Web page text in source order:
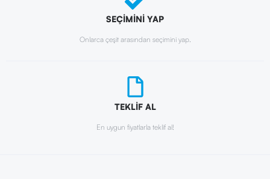
SEÇİMİNİ YAP
Onlarca çeşit arasından seçimini yap.
TEKLİF AL
En uygun fiyatlarla teklif al!